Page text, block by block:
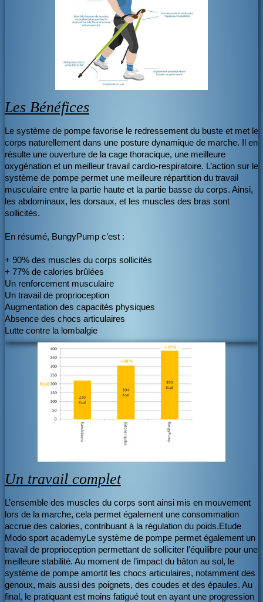
Les Bénéfices
Le système de pompe favorise le redressement du buste et met le
corps naturellement dans une posture dynamique de marche. Il en
résulte une ouverture de la cage thoracique, une meilleure
oxygénation et un meilleur travail cardio-respiratoire. L’action sur le
système de pompe permet une meilleure répartition du travail
musculaire entre la partie haute et la partie basse du corps. Ainsi,
les abdominaux, les dorsaux, et les muscles des bras sont
sollicités.
En résumé, BungyPump c’est :
+ 90% des muscles du corps sollicités
+ 77% de calories brûlées
Un renforcement musculaire
Un travail de proprioception
Augmentation des capacités physiques
Absence des chocs articulaires
Lutte contre la lombalgie
Un travail complet
L’ensemble des muscles du corps sont ainsi mis en mouvement
lors de la marche, cela permet également une consommation
accrue des calories, contribuant à la régulation du poids.Etude
Modo sport academyLe système de pompe permet également un
travail de proprioception permettant de solliciter l’équilibre pour une
meilleure stabilité. Au moment de l’impact du bâton au sol, le
système de pompe amortit les chocs articulaires, notamment des
genoux, mais aussi des poignets, des coudes et des épaules. Au
final, le pratiquant est moins fatigué tout en ayant une progression